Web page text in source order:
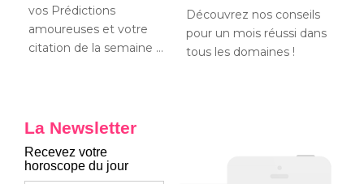
vos Prédictions
amoureuses et votre
citation de la semaine …
Découvrez nos conseils
pour un mois réussi dans
tous les domaines !
La Newsletter
Recevez votre
horoscope du jour